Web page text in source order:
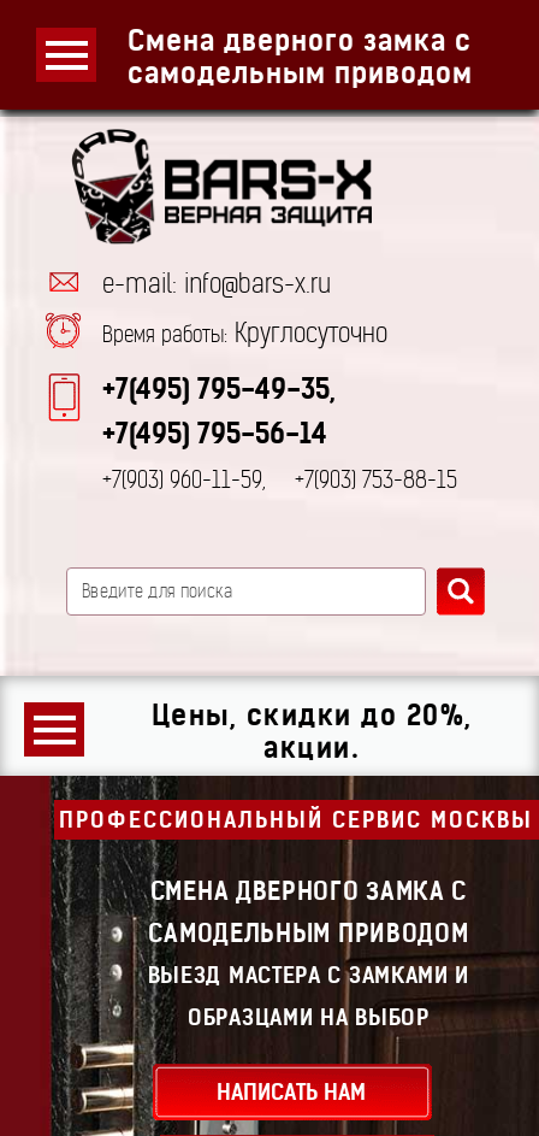
Смена дверного замка с
самодельным приводом
e-mail: info@bars-x.ru
Время работы: Круглосуточно
+7(495) 795-49-35,
+7(495) 795-56-14
+7(903) 960-11-59, +7(903) 753-88-15
Цены, скидки до 20%,
акции.
ПРОФЕССИОНАЛЬНЫЙ СЕРВИС МОСКВЫ
СМЕНА ДВЕРНОГО ЗАМКА С
САМОДЕЛЬНЫМ ПРИВОДОМ
ВЫЕЗД МАСТЕРА С ЗАМКАМИ И
ОБРАЗЦАМИ НА ВЫБОР
НАПИСАТЬ НАМ